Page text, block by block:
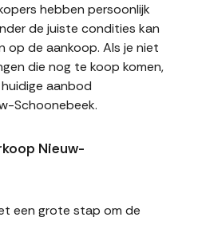
hebben persoonlijk
de juiste condities kan
op de aankoop. Als je niet
die nog te koop komen,
aanbod
Schoonebeek.
Nieuw-
een grote stap om de